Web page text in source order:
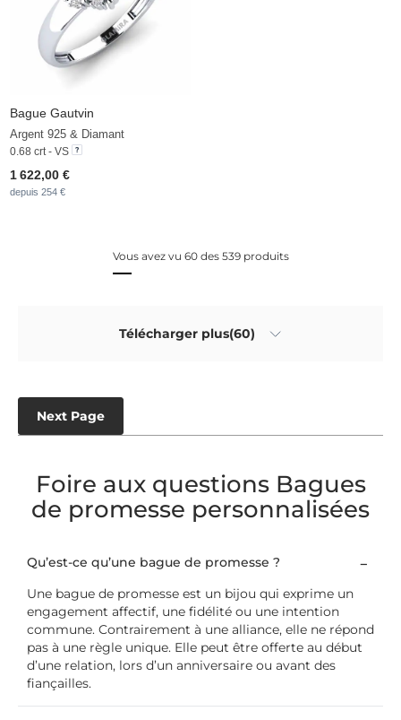
Bague Gautvin
Argent 925 & Diamant
0.68 crt - VS
1 622,00 €
depuis 254 €
Vous avez vu 60 des 539 produits
Télécharger plus(60)
Next Page
Foire aux questions Bagues
de promesse personnalisées
Qu’est-ce qu’une bague de promesse ?
Une bague de promesse est un bijou qui exprime un
engagement affectif, une fidélité ou une intention
commune. Contrairement à une alliance, elle ne répond
pas à une règle unique. Elle peut être offerte au début
d’une relation, lors d’un anniversaire ou avant des
fiançailles.